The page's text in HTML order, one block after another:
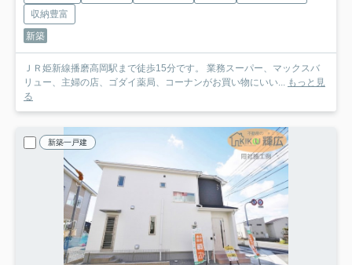
収納豊富
新築
ＪＲ姫新線播磨高岡駅まで徒歩15分です。 業務スーパー、マックスバ
リュー、主婦の店、ゴダイ薬局、コーナンがお買い物にいい...
もっと見
る
新築一戸建